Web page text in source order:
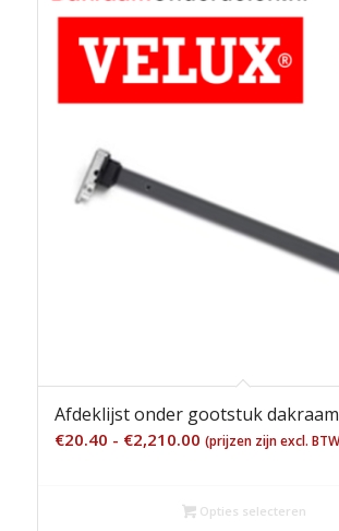
Afdeklijst onder gootstuk dakraam
€20.40 - €2,210.00Prijsklasse:
€2,210.00
(prijzen zijn excl.
Opties selecteren